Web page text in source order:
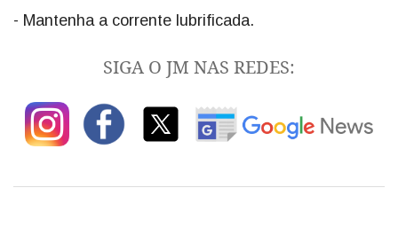
- Mantenha a corrente lubrificada.
SIGA O JM NAS REDES: